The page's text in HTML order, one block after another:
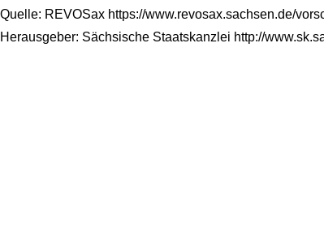
Quelle: REVOSax https://www.revosax.sachsen.de/
Herausgeber: Sächsische Staatskanzlei http://